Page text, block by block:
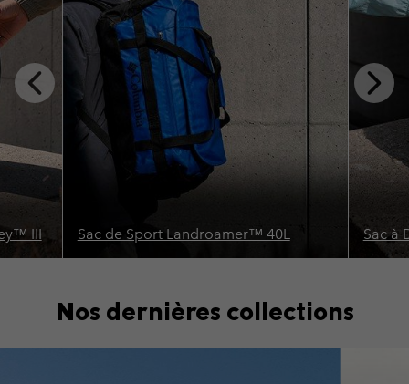
Previous
Slide
Next
Slide
III Sac de Sport Landroamer™ 40L Sac à
Nos dernières collections